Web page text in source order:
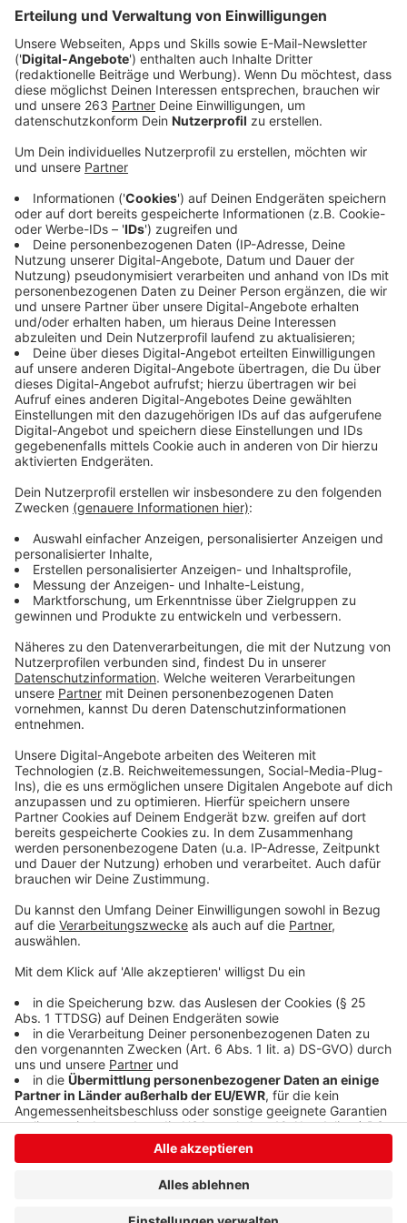
Anzeige
Ein ungewöhnlicher Unfall sorgte am Mittwochabend
(05.11.) in der "Rosterstraße" in Siegen für Aufsehen.
Eine Verkettung unglücklicher Umstände führte zu
mehreren Kollisionen und einer Fahrerflucht. Besonders
kurios: Zwei der beteiligten Fahrerinnen sind
Schwestern – laut Polizei ein reiner Zufall!
Anzeige
Unfallhergang in der Rosterstraße
Anzeige
Die Ereignisse begannen, als eine 28-jährige
Autofahrerin auf dem Weg bergauf einen parkenden
Wagen streifte. Sie hielt an und blockierte dabei die
fahren, musste jedoch anhalten, da die Straße
der Unfallstelle vorbeizufahren, und kollidierte dabei
mit einem Auto, das aus einer Seitenstraße kam. Die
Fahrerin dieses Wagens hielt jedoch nicht an und
beging Fahrerflucht. Die Polizei ermittelt nun in diesem
Anzeige
Schwestern in den Unfall verwickelt
Anzeige
Wie die Polizei auf Nachfrage von Radio Siegen
mitteilte, handelt es sich bei der ersten und der
dritten Frau um Schwestern. Der Sprecher betonte
jedoch, dass es sich hierbei um einen reinen Zufall
handelt.
Anzeige
Anzeige